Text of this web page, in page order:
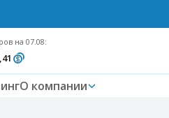
на 07.08:
О компании